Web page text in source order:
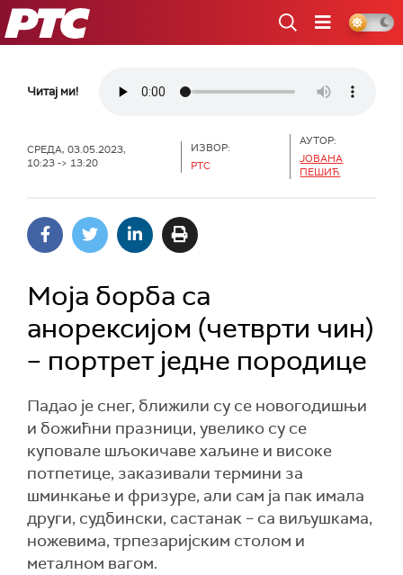
РТС
Читај ми!
СРЕДА, 03.05.2023,
10:23 -> 13:20
ИЗВОР:
РТС
АУТОР:
ЈОВАНА
ПЕШИЋ
Моја борба са
анорексијом (четврти чин)
– портрет једне породице
Падао је снег, ближили су се новогодишњи
и божићни празници, увелико су се
куповале шљокичаве хаљине и високе
потпетице, заказивали термини за
шминкaње и фризуре, али сам ја пак имала
други, судбински, састанак – са виљушкама,
ножевима, трпезаријским столом и
металном вагом.